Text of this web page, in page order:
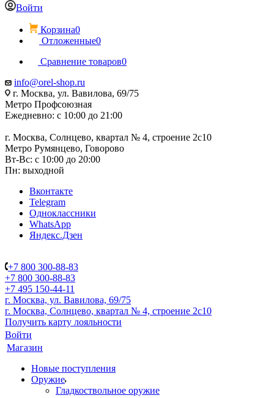
Войти
Корзина0
Отложенные0
Сравнение товаров0
info@orel-shop.ru
г. Москва, ул. Вавилова, 69/75
Метро Профсоюзная
Ежедневно: с 10:00 до 21:00
г. Москва, Солнцево, квартал № 4, строение 2с10
Метро Румянцево, Говорово
Вт-Вс: с 10:00 до 20:00
Пн: выходной
Вконтакте
Telegram
Одноклассники
WhatsApp
Яндекс.Дзен
+7 800 300-88-83
+7 800 300-88-83
+7 495 150-44-11
г. Москва, ул. Вавилова, 69/75
г. Москва, Солнцево, квартал № 4, строение 2с10
Получить карту лояльности
Войти
Магазин
Новые поступления
Оружие
Гладкоствольное оружие